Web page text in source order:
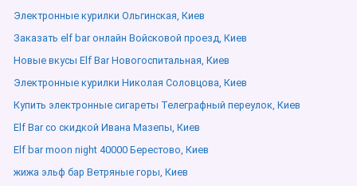
Электронные курилки Ольгинская, Киев
Заказать elf bar онлайн Войсковой проезд, Киев
Новые вкусы Elf Bar Новогоспитальная, Киев
Электронные курилки Николая Соловцова, Киев
Купить электронные сигареты Телеграфный переулок, Киев
Elf Bar со скидкой Ивана Мазепы, Киев
Elf bar moon night 40000 Берестово, Киев
жижа эльф бар Ветряные горы, Киев